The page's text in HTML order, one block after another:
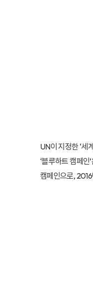
UN이 지정한 ‘세
‘블루하트 캠페
캠페인으로,